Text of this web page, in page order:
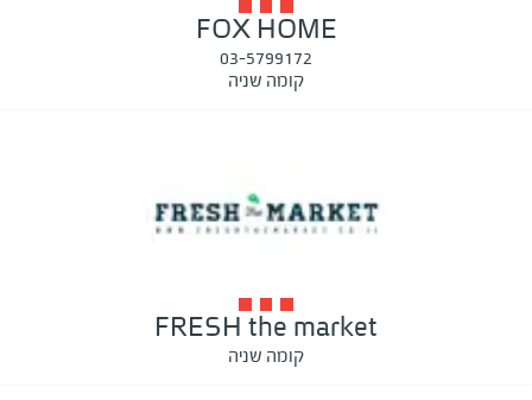
FOX HOME
03-5799172
קומה שניה
FRESH the market
קומה שניה